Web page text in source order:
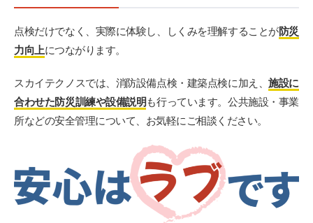
点検だけでなく、実際に体験し、しくみを理解することが防災
力向上につながります。
スカイテクノスでは、消防設備点検・建築点検に加え、施設に
合わせた防災訓練や設備説明 も行っています。公共施設・事業
所などの安全管理について、お気軽にご相談ください。